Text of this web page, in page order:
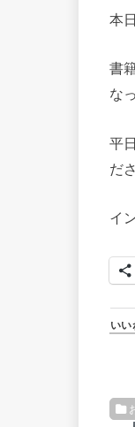
本
書
な
平
だ
イ
いい